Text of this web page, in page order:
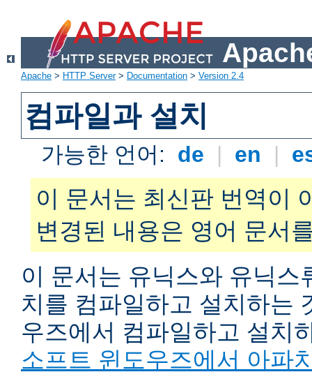
Apache > HTTP Server> Documentation > Version 2.4
컴파일과 설치
가능한 언어: de | en |
이 문서는 최신판 번역이
변경된 내용은 영어 문서
이 문서는 유닉스와 유닉스
치를 컴파일하고 설치하는
우즈에서 컴파일하고 설치
소프트 윈도우즈에서 아파